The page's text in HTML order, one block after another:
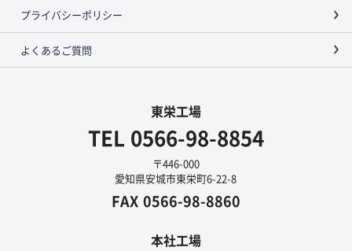
プライバシーポリシー
よくあるご質問
東栄工場
TEL 0566-98-8854
〒446-000
愛知県安城市東栄町6-22-8
FAX 0566-98-8860
本社工場